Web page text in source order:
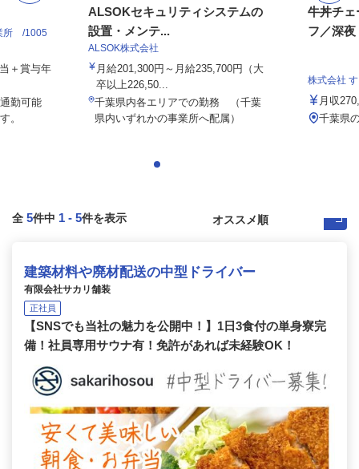
所 /1005
＋賞与年
勤可能
。
ALSOKセキュリティシステムの
設置・メンテ...
ALSOK株式会社
月給201,300円～月給235,700円（大
卒以上226,50...
千葉県内各エリアでの勤務 （千葉
県内いずれかの事業所へ配属）
牛丼チェ
フ／深夜
株式会社
月収
千葉県
全 5件中 1 - 5件を表示
建築材料や廃材配送の中型ドライバー
有限会社サカリ舗装
正社員
【SNSでも当社の魅力を公開中！】1日3食付の単身寮完
備！社員専用サウナ有！免許があれば未経験OK！